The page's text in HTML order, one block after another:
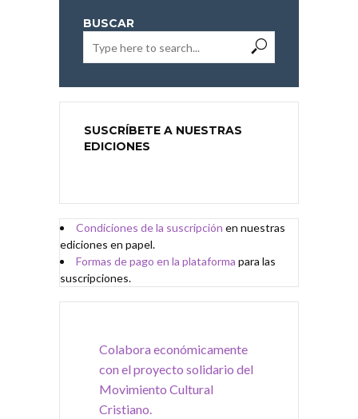
BUSCAR
SUSCRÍBETE A NUESTRAS
EDICIONES
Condiciones dela suscripción en nuestras
ediciones en papel.
Formas de pago en la plataforma para las
suscripciones.
Colabora económicamente
con el proyecto solidario del
Movimiento Cultural
Cristiano.